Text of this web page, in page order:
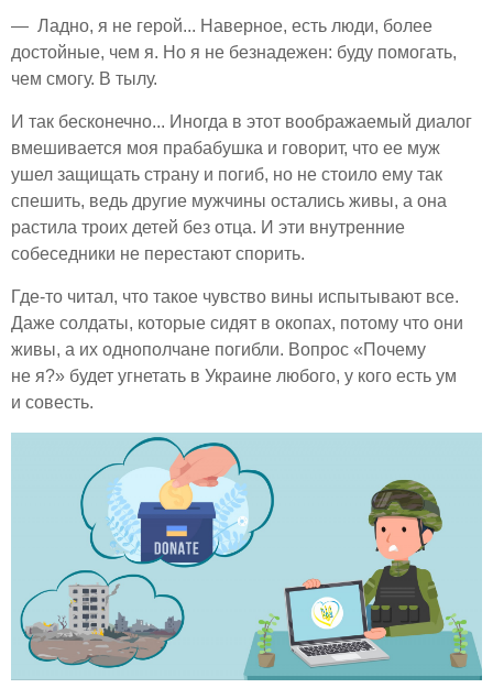
— Ладно, я не герой... Наверное, есть люди, более
достойные, чем я. Но я не безнадежен: буду помогать,
чем смогу. В тылу.
И так бесконечно... Иногда в этот воображаемый диалог
вмешивается моя прабабушка и говорит, что ее муж
ушел защищать страну и погиб, но не стоило ему так
спешить, ведь другие мужчины остались живы, а она
растила троих детей без отца. И эти внутренние
собеседники не перестают спорить.
Где-то читал, что такое чувство вины испытывают все.
Даже солдаты, которые сидят в окопах, потому что они
живы, а их однополчане погибли. Вопрос «Почему
не я?» будет угнетать в Украине любого, у кого есть ум
и совесть.